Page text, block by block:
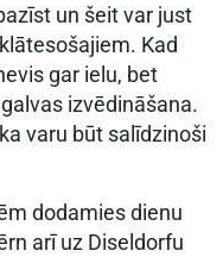
un šeit var just
Kad
gar ielu, bet
izvēdināšana.
varu būt salīdzinoši
dodamies dienu
arī uz Diseldorfu